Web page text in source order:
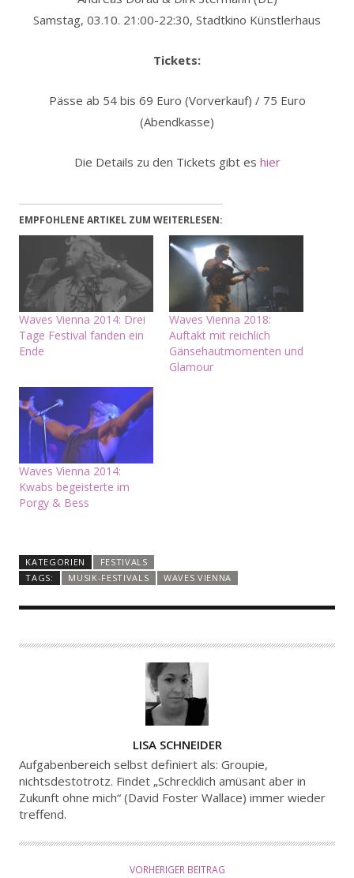
Samstag, 03.10. 21:00-22:30, Stadtkino Künstlerhaus
Tickets:
Pässe ab 54 bis 69 Euro (Vorverkauf) / 75 Euro
(Abendkasse)
Die Details zu den Tickets gibt es hier
EMPFOHLENE ARTIKEL ZUM WEITERLESEN:
Waves Vienna 2014: Drei
Tage Festival fanden ein
Ende
Waves Vienna 2018:
Auftakt mit reichlich
Gänsehautmomenten und
Glamour
Waves Vienna 2014:
Kwabs begeisterte im
Porgy & Bess
KATEGORIEN
FESTIVALS
TAGS:
MUSIK-FESTIVALS WAVES VIENNA
U
T
O
R
LISA SCHNEIDER
Aufgabenbereich selbst definiert als: Groupie,
nichtsdestotrotz. Findet „Schrecklich amüsant aber in
Zukunft ohne mich“ (David Foster Wallace) immer wieder
treffend.
VORHERIGER BEITRAG